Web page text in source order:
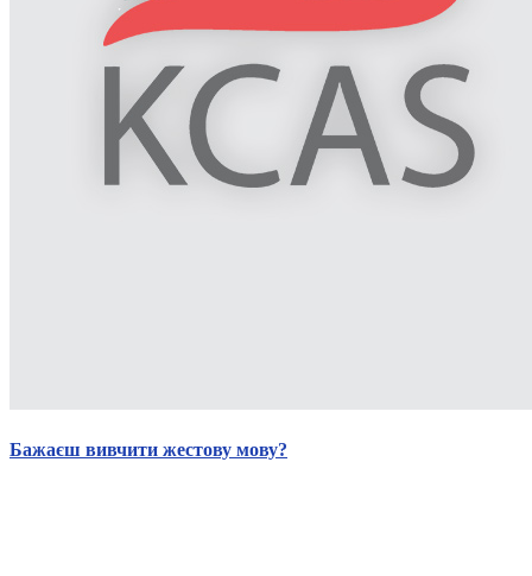
Бажаєш вивчити жестову мову?